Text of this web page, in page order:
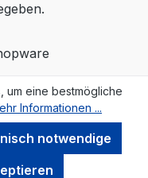
um eine bestmögliche
Informationen ...
notwendige